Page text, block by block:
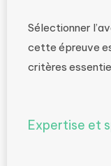
Sélectionner
cette épreuve
critères
Expertise et